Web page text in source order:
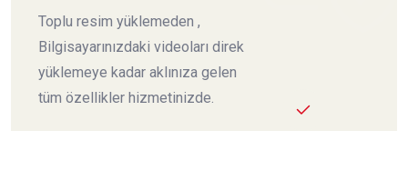
Toplu resim yüklemeden ,
Bilgisayarınızdaki videoları direk
yüklemeye kadar aklınıza gelen
tüm özellikler hizmetinizde.